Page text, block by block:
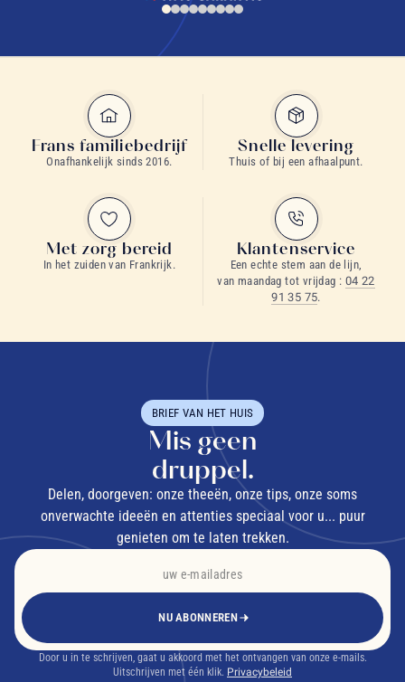
Frans familiebedrijf
Onafhankelijk sinds 2016.
Snelle levering
Thuis of bij een afhaalpunt.
Met zorg bereid
In het zuiden van Frankrijk.
Klantenservice
Een echte stem aan de lijn,
van maandag tot vrijdag : 04 22
91 35 75.
BRIEF VAN HET HUIS
Mis geen
druppel.
Delen, doorgeven: onze theeën, onze tips, onze soms
onverwachte ideeën en attenties speciaal voor u... puur
genieten om te laten trekken.
NU ABONNEREN
Door u in te schrijven, gaat u akkoord met het ontvangen van onze e-mails.
Uitschrijven met één klik. Privacybeleid